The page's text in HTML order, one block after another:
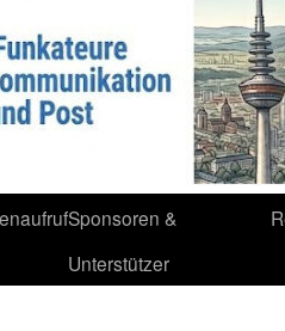
Sponsoren &
Unterstützer